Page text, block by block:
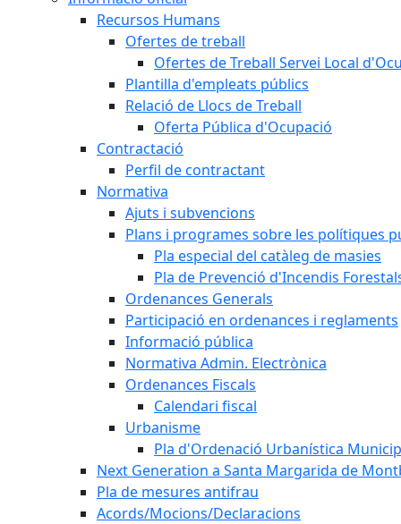
Recursos Humans
Ofertes de treball
Ofertes de Treball Servei Local
Plantilla d'empleats públics
Relació de Llocs de Treball
Oferta Pública d'Ocupació
Contractació
Perfil de contractant
Normativa
Ajuts i subvencions
Plans i programes sobre les polítiques
Pla especial del catàleg de masies
Pla de Prevenció d'Incendis
Ordenances Generals
Participació en ordenances i reglaments
Informació pública
Normativa Admin. Electrònica
Ordenances Fiscals
Calendari fiscal
Urbanisme
Pla d'Ordenació Urbanística
Next Generation a Santa Margarida de
Pla de mesures antifrau
Acords/Mocions/Declaracions